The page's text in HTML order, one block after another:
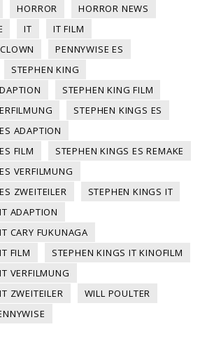
HORROR
HORROR NEWS
IT
IT FILM
PENNYWISE ES
STEPHEN KING
STEPHEN KING FILM
STEPHEN KINGS ES
ADAPTION
FILM
STEPHEN KINGS ES REMAKE
VERFILMUNG
ZWEITEILER
STEPHEN KINGS IT
ADAPTION
CARY FUKUNAGA
FILM
STEPHEN KINGS IT KINOFILM
VERFILMUNG
ZWEITEILER
WILL POULTER